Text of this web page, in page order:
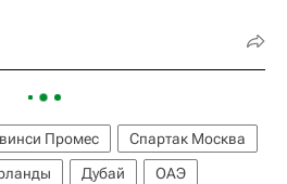
Промес
Спартак Москва
Дубай ОАЭ